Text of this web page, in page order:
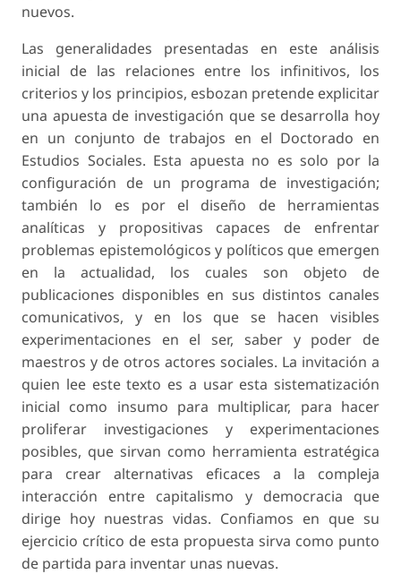
nuevos.
Las generalidades presentadas en este análisis
inicial de las relaciones entre los infinitivos, los
criterios y los principios, esbozan pretende explicitar
una apuesta de investigación que se desarrolla hoy
en un conjunto de trabajos en el Doctorado en
Estudios Sociales. Esta apuesta no es solo por la
configuración de un programa de investigación;
también lo es por el diseño de herramientas
analíticas y propositivas capaces de enfrentar
problemas epistemológicos y políticos que emergen
en la actualidad, los cuales son objeto de
publicaciones disponibles en sus distintos canales
comunicativos, y en los que se hacen visibles
experimentaciones en el ser, saber y poder de
maestros y de otros actores sociales. La invitación a
quien lee este texto es a usar esta sistematización
inicial como insumo para multiplicar, para hacer
proliferar investigaciones y experimentaciones
posibles, que sirvan como herramienta estratégica
para crear alternativas eficaces a la compleja
interacción entre capitalismo y democracia que
dirige hoy nuestras vidas. Confiamos en que su
ejercicio crítico de esta propuesta sirva como punto
de partida para inventar unas nuevas.